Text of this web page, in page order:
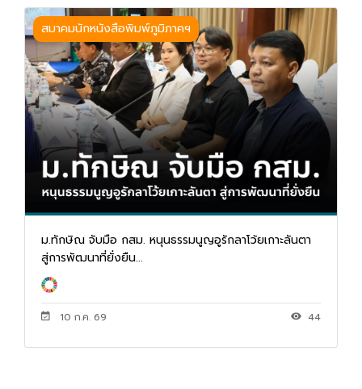
สมาคมนักหนังสือพิมพ์ภูมิภาคฯ
ม.ทักษิณ จับมือ กสม. หนุนธรรมนูญอูรักลาโว้ยเกาะลันตา
สู่การพัฒนาที่ยั่งยืน...
10 ก.ค. 69 44